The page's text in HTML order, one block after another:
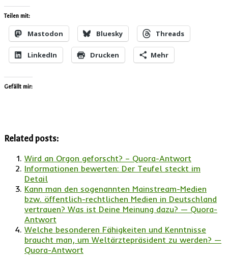
Teilen mit:
Mastodon Bluesky Threads
LinkedIn Drucken Mehr
Gefällt mir:
Related posts:
Wird an Orgon geforscht? – Quora-Antwort
Informationen bewerten: Der Teufel steckt im
Detail
Kann man den sogenannten Mainstream-Medien
bzw. öffentlich-rechtlichen Medien in Deutschland
vertrauen? Was ist Deine Meinung dazu? — Quora-
Antwort
Welche besonderen Fähigkeiten und Kenntnisse
braucht man, um Weltärztepräsident zu werden? —
Quora-Antwort